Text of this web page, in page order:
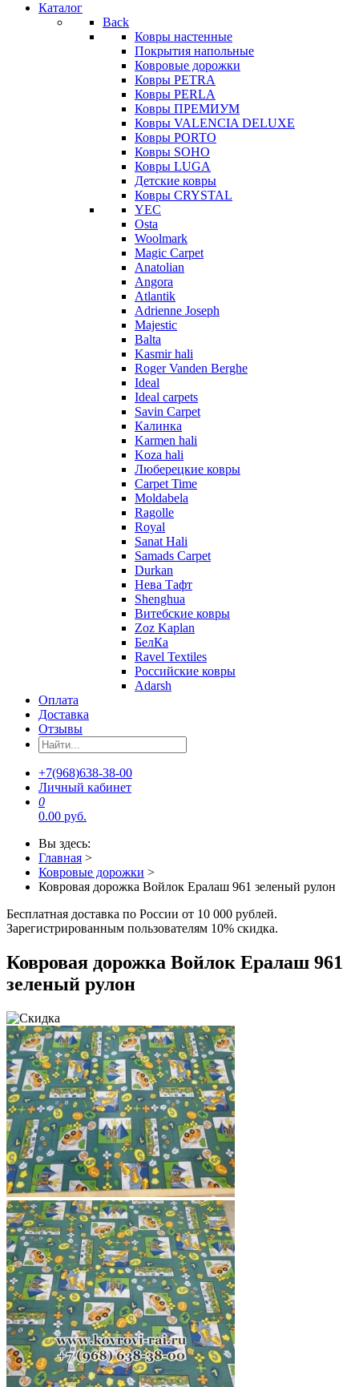
Каталог
Back
Ковры настенные
Покрытия напольные
Ковровые дорожки
Ковры PETRA
Ковры PERLA
Ковры ПРЕМИУМ
Ковры VALENCIA DELUXE
Ковры PORTO
Ковры SOHO
Ковры LUGA
Детские ковры
Ковры CRYSTAL
YEC
Osta
Woolmark
Magic Carpet
Anatolian
Angora
Atlantik
Adrienne Joseph
Majestic
Balta
Kasmir hali
Roger Vanden Berghe
Ideal
Ideal carpets
Savin Carpet
Калинка
Karmen hali
Koza hali
Люберецкие ковры
Carpet Time
Moldabela
Ragolle
Royal
Sanat Hali
Samads Carpet
Durkan
Нева Тафт
Shenghua
Витебские ковры
Zoz Kaplan
БелКа
Ravel Textiles
Российские ковры
Adarsh
Оплата
Доставка
Отзывы
+7(968)638-38-00
Личный кабинет
0
0.00 руб.
Вы здесь:
Главная >
Ковровые дорожки >
Ковровая дорожка Войлок Ералаш 961 зеленый рулон
Бесплатная доставка по России от 10 000 рублей.
Зарегистрированным пользователям 10% скидка.
Ковровая дорожка Войлок Ералаш 961
зеленый рулон